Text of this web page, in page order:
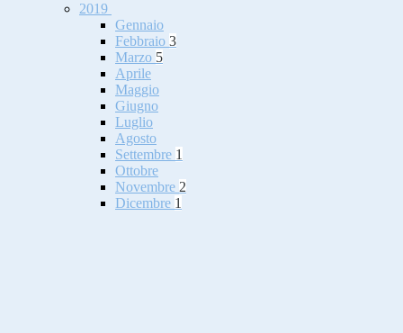
2019
Gennaio
Febbraio 3
Marzo 5
Aprile
Maggio
Giugno
Luglio
Agosto
Settembre 1
Ottobre
Novembre 2
Dicembre 1